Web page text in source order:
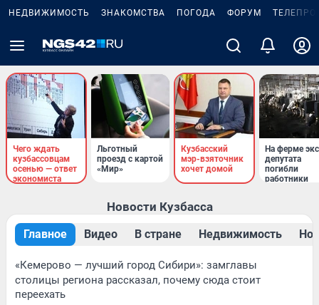
НЕДВИЖИМОСТЬ ЗНАКОМСТВА ПОГОДА ФОРУМ
Чего ждать
кузбассовцам
осенью — ответ
экономиста
Льготный
проезд с картой
«Мир»
Кузбасский
мэр-взяточник
хочет домой
На ферме
депутата
погибли
работники
Новости Кузбасса
Главное Видео В стране Недвижимость
«Кемерово — лучший город Сибири»: замглавы
столицы региона рассказал, почему сюда стоит
переехать